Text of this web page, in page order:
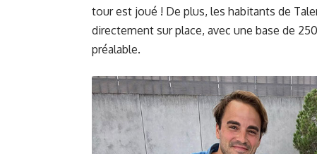
tour est joué ! De plus, les habitants de
directement sur place, avec une base de
préalable.